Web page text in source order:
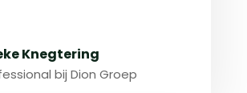
Knegtering
bij Dion Groep